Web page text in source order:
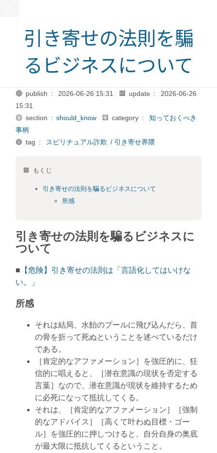
引き寄せの法則を騙
るビジネスについて
🔴 publish : 2026-06-26 15:31 🟥 update :
2026-06-26
15:31
🟡 section : should_know 🟨 category :
知っておくべき
事柄
🟢 tag :
スピリチュアル詐欺 / 引き寄せ界隈
🟩 もくじ
引き寄せの法則を騙るビジネスについて
所感
引き寄せの法則を騙るビジネスに
ついて
■ 【危険】引き寄せの法則は「言語化してはいけな
い。」
所感
それは結局、水飴のプールに飛び込んだら、首
の骨を折って死ぬということを述べているだけ
である。
［肯定的なアファメーション］を強圧的に、狂
信的に唱えると、［潜在意識の現状を否定する
言葉］なので、潜在意識が現状を維持するため
に必死になって抵抗してくる。
それは、［肯定的なアファメーション］［強制
的なアドバイス］［高くて叶わぬ目標・ゴー
ル］を強圧的に押しつけると、自分自身の奥底
が最大限に抵抗してくるということ。